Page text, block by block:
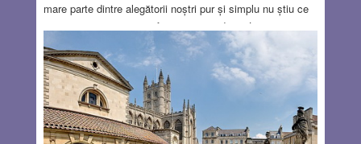
mare parte dintre alegătorii noștri pur și simplu nu știu ce
poate și ce nu poate să facă un președinte. La anumite
categorii mai persistă mentalitatea ceaușistă, că
președintele poate rezolva toate problemele, de la război
și pace (da, poate) până la creșterea pensiilor sau
scăderea prețurilor (nu poate) și multe altele. Drepturile
unui președinte sunt înscrise în Constituție.
Read
more…